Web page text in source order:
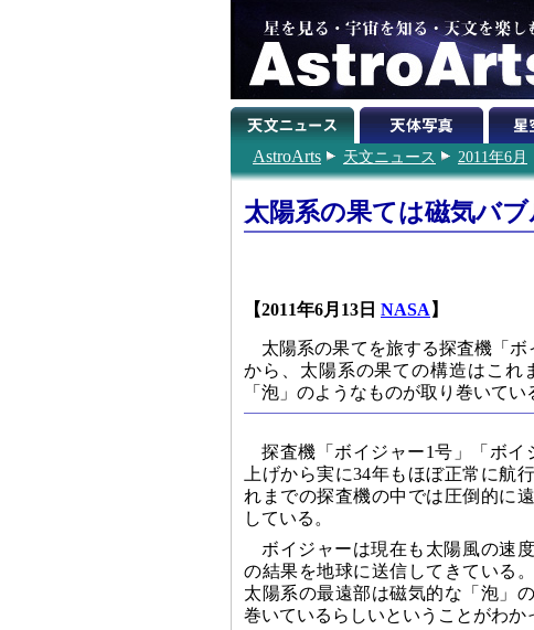
AstroArts 天文ニュース 2011年6月
太陽系の果ては磁気バ
【2011年6月13日 NASA 】
太陽系の果てを旅する探査機「
から、太陽系の果ての構造はこれ
「泡」のようなものが取り巻いてい
探査機「ボイジャー1号」「ボイ
上げから実に34年もほぼ正常に航
れまでの探査機の中では圧倒的に
している。
ボイジャーは現在も太陽風の速
の結果を地球に送信してきている
太陽系の最遠部は磁気的な「泡」
巻いているらしいということがわか